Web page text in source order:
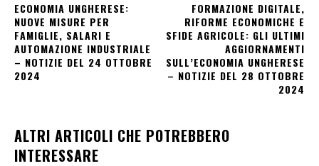
ECONOMIA UNGHERESE:
NUOVE MISURE PER
FAMIGLIE, SALARI E
AUTOMAZIONE INDUSTRIALE
– NOTIZIE DEL 24 OTTOBRE
2024
FORMAZIONE DIGITALE,
RIFORME ECONOMICHE E
SFIDE AGRICOLE: GLI ULTIMI
AGGIORNAMENTI
SULL’ECONOMIA UNGHERESE
– NOTIZIE DEL 28 OTTOBRE
2024
ALTRI ARTICOLI CHE POTREBBERO
INTERESSARE